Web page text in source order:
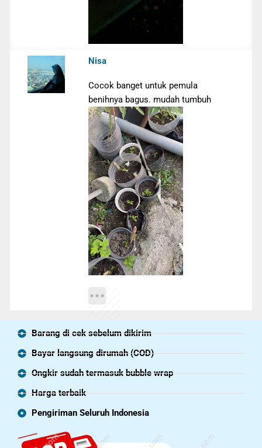
Nisa
Cocok banget untuk pemula
benihnya bagus. mudah tumbuh
Barang di cek sebelum dikirim
Bayar langsung dirumah (COD)
Ongkir sudah termasuk bubble wrap
Harga terbaik
Pengiriman Seluruh Indonesia